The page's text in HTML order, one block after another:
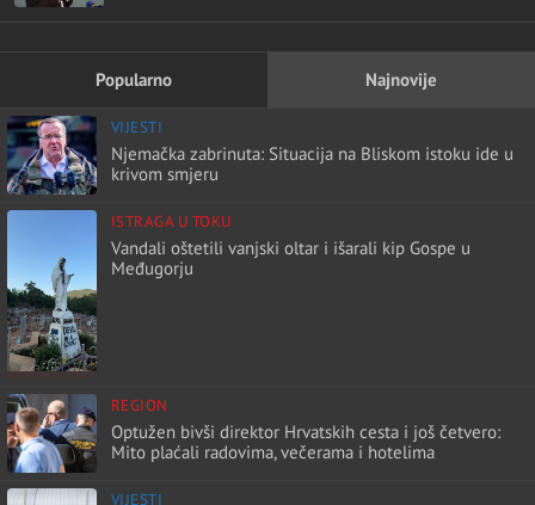
Popularno Najnovije
VIJESTI
Njemačka zabrinuta: Situacija na Bliskom istoku ide u
krivom smjeru
ISTRAGA U TOKU
Vandali oštetili vanjski oltar i išarali kip Gospe u
Međugorju
REGION
Optužen bivši direktor Hrvatskih cesta i još četvero:
Mito plaćali radovima, večerama i hotelima
VIJESTI